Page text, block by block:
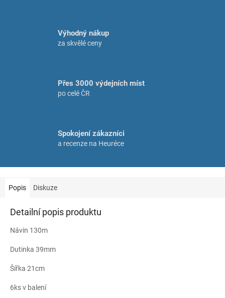
Výhodný nákup
za skvělé ceny
Přes 3000 výdejních míst
po celé ČR
Spokojení zákazníci
a recenze na Heuréce
Popis Diskuze
Detailní popis produktu
Návin 130m
Dutinka 39mm
Šířka 21cm
6ks v balení